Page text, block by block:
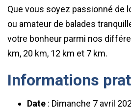
Que vous soyez passionné de
ou amateur de balades
votre bonheur parmi nos
km, 20 km, 12 km et 7 km.
Informations
Date : Dimanche 7 avril